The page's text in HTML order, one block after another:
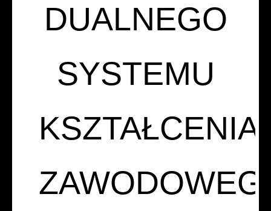
DUALNEGO
SYSTEMU
KSZTAŁCENIA